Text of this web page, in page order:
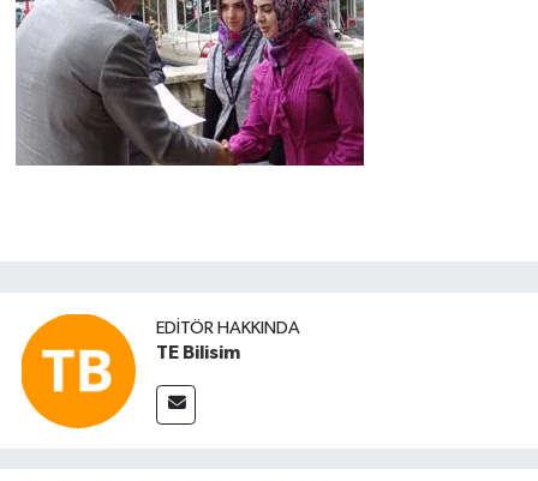
EDITÖR HAKKINDA
TE Bilisim